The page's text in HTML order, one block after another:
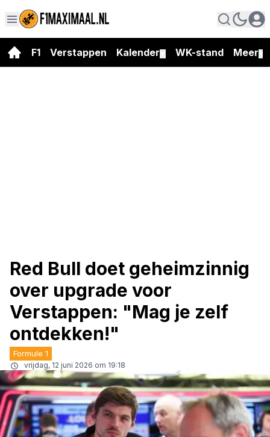
F1 Verstappen Kalender WK-stand Meer
Red Bull doet geheimzinnig
over upgrade voor
Verstappen: "Mag je zelf
ontdekken!"
Formule 1
vrijdag, 12 juni 2026 om 19:18